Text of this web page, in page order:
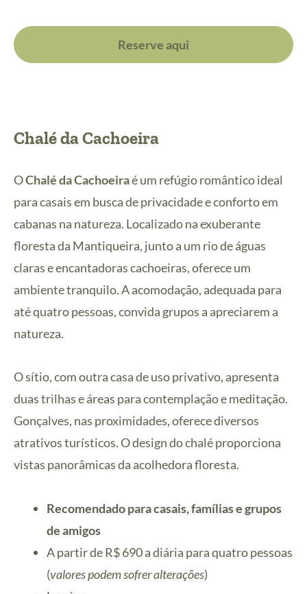
Reserve aqui
Chalé da Cachoeira
OChalé da Cachoeiraé um refúgio romântico ideal
para casais em busca de privacidade e conforto em
cabanas na natureza. Localizado na exuberante
floresta da Mantiqueira, junto a um rio de águas
claras e encantadoras cachoeiras, oferece um
ambiente tranquilo. A acomodação, adequada para
até quatro pessoas, convida grupos a apreciarem a
natureza.
O sítio, com outra casa de uso privativo, apresenta
duas trilhas e áreas para contemplação e meditação.
Gonçalves, nas proximidades, oferece diversos
atrativos turísticos. O design do chalé proporciona
vistas panorâmicas da acolhedora floresta.
Recomendado para casais, famílias e grupos
de amigos
A partir de R$ 690 a diária para quatro pessoas
(valores podem sofrer alterações)